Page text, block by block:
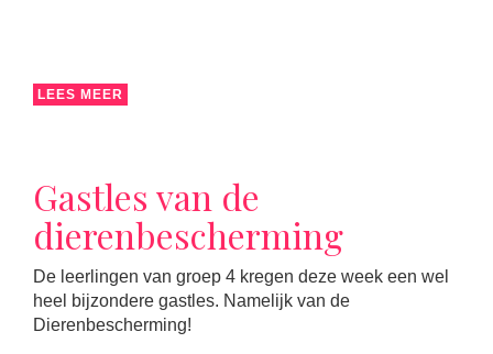
LEES MEER
Gastles van de
dierenbescherming
De leerlingen van groep 4 kregen deze week een wel
heel bijzondere gastles. Namelijk van de
Dierenbescherming!